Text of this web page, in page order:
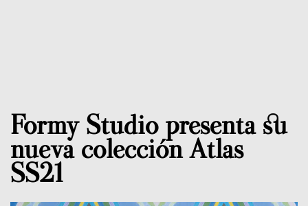
Formy Studio presenta su
nueva colección Atlas
SS21